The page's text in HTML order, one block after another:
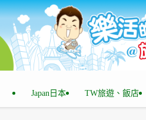
Japan日本 TW旅遊、飯店